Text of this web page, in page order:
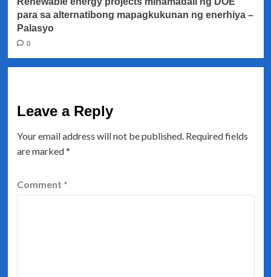
para sa alternatibong mapagkukunan ng enerhiya –
Palasyo
0
Leave a Reply
Your email address will not be published. Required fields
are marked*
Comment *